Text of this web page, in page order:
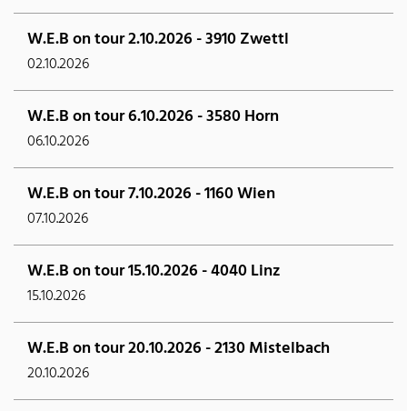
W.E.B on tour 2.10.2026 - 3910 Zwettl
02.10.2026
W.E.B on tour 6.10.2026 - 3580 Horn
06.10.2026
W.E.B on tour 7.10.2026 - 1160 Wien
07.10.2026
W.E.B on tour 15.10.2026 - 4040 Linz
15.10.2026
W.E.B on tour 20.10.2026 - 2130 Mistelbach
20.10.2026